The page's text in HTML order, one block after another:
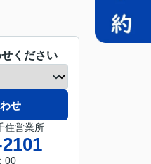
ください
せ
住営業所
00